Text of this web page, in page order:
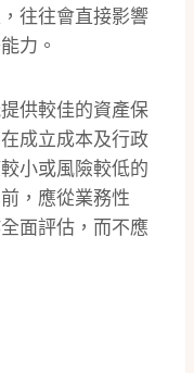
往往會直接影響
力。
供較佳的資產保
成立成本及行政
小或風險較低的
，應從業務性
面評估，而不應